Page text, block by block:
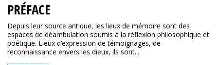
PRÉFACE
Depuis leur source antique, les lieux de mémoire sont des
espaces de déambulation soumis à la réflexion philosophique et
poétique. Lieux d’expression de témoignages, de
reconnaissance envers les dieux, ils sont...